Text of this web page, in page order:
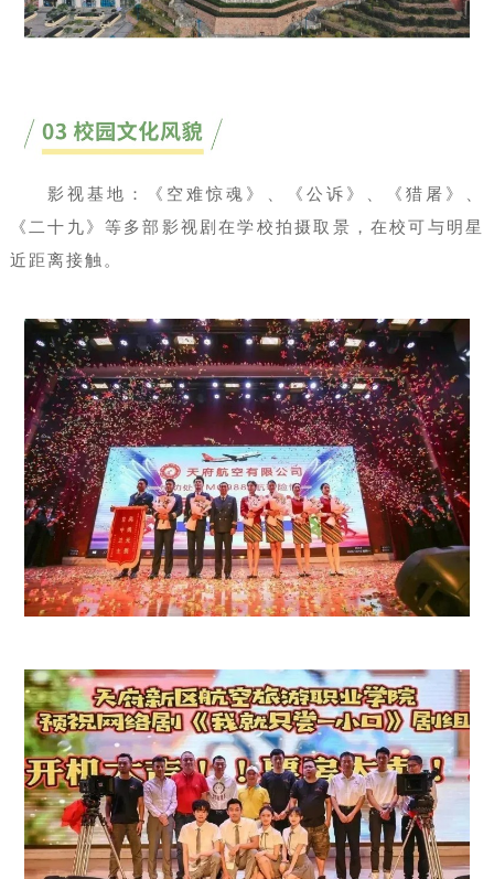
影视基地：《空难惊魂》、《公诉》、《猎屠》、
《二十九》等多部影视剧在学校拍摄取景，在校可与明星
近距离接触。